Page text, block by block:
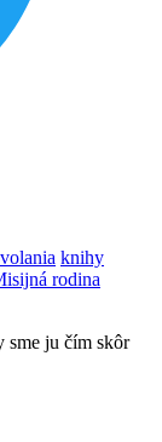
knihy
rodina
sme ju čím skôr